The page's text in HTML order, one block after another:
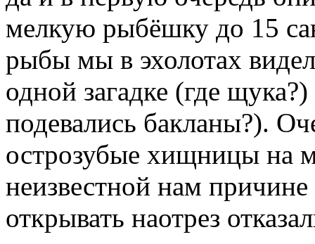
мелкую рыбёшку до 15
рыбы мы в эхолотах
одной загадке (где
подевались бакланы?).
острозубые хищницы на
неизвестной нам
открывать наотрез